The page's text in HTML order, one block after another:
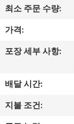
한
것
공
장
최소 주문 수량:
가격:
포장 세부 사항:
배달 시간:
지불 조건: